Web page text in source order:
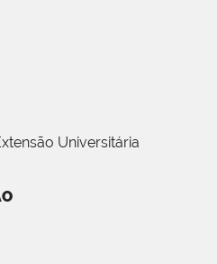
Universitária